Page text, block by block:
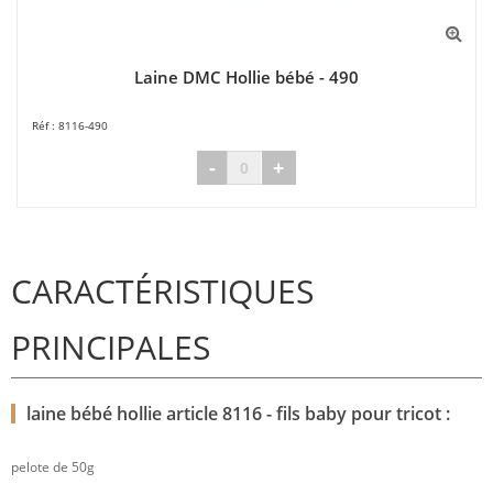
Laine DMC Hollie bébé - 490
8116-490
- +
CARACTÉRISTIQUES
PRINCIPALES
laine bébé hollie article 8116 - fils baby pour tricot :
pelote de 50g